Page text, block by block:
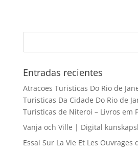
Entradas recientes
Atracoes Turisticas Do Rio de
Turisticas Da Cidade Do Rio de
Turisticas de Niteroi – Livros em
Vanja och Ville | Digital
Essai Sur La Vie Et Les